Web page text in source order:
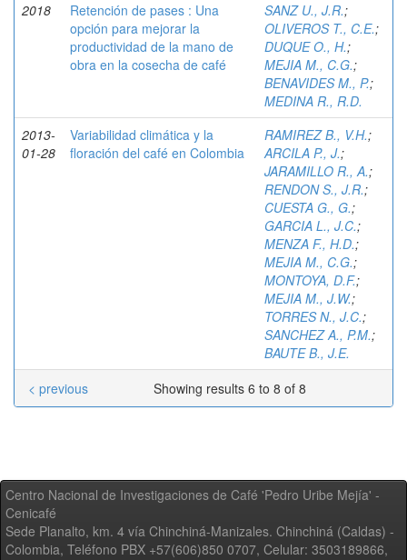
2018
Retención de pases : Una
opción para mejorar la
productividad de la mano de
obra en la cosecha de café
SANZ U., J.R.;
OLIVEROS T., C.E.;
DUQUE O., H.;
MEJIA M., C.G.;
BENAVIDES M., P.;
MEDINA R., R.D.
2013-
01-28
Variabilidad climática y la
floración del café en Colombia
RAMIREZ B., V.H.;
ARCILA P., J.;
JARAMILLO R., A.;
RENDON S., J.R.;
CUESTA G., G.;
GARCIA L., J.C.;
MENZA F., H.D.;
MEJIA M., C.G.;
MONTOYA, D.F.;
MEJIA M., J.W.;
TORRES N., J.C.;
SANCHEZ A., P.M.;
BAUTE B., J.E.
Showing results 6 to 8 of 8
< previous
Centro Nacional de Investigaciones de Café 'Pedro Uribe Mejía' -
Cenicafé
Sede Planalto, km. 4 vía Chinchiná-Manizales. Chinchiná (Caldas) -
Colombia, Teléfono PBX +57(606)850 0707, Celular: 3503189866,